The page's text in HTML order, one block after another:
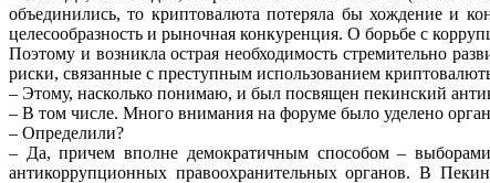
объединились, то криптовалютапотеряла бы хождение и
целесообразность и рыночная конкуренция. О борьбе с
Поэтому и возникла острая необходимость стремительно
риски, связанные с преступным использованием
– Этому, насколько понимаю, и был посвящен пекинский
– В том числе. Много внимания на форуме было уделено
– Определили?
– Да, причем вполне демократичным способом –
антикоррупционных правоохранительных органов. В